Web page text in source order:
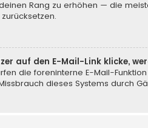
Rang zu erhöhen — die
auf den E-Mail-Link klicke,
die foreninterne E-Mail-
dieses Systems durch